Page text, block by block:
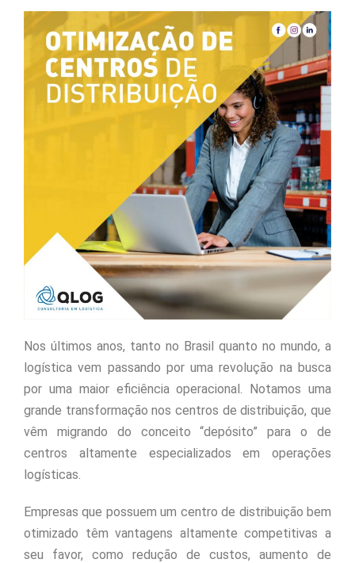
Nos últimos anos, tanto no Brasil quanto no mundo, a
logística vem passando por uma revolução na busca
por uma maior eficiência operacional. Notamos uma
grande transformação nos centros de distribuição, que
vêm migrando do conceito “depósito” para o de
centros altamente especializados em operações
logísticas.
Empresas que possuem um centro de distribuição bem
otimizado têm vantagens altamente competitivas a
seu favor, como redução de custos, aumento de